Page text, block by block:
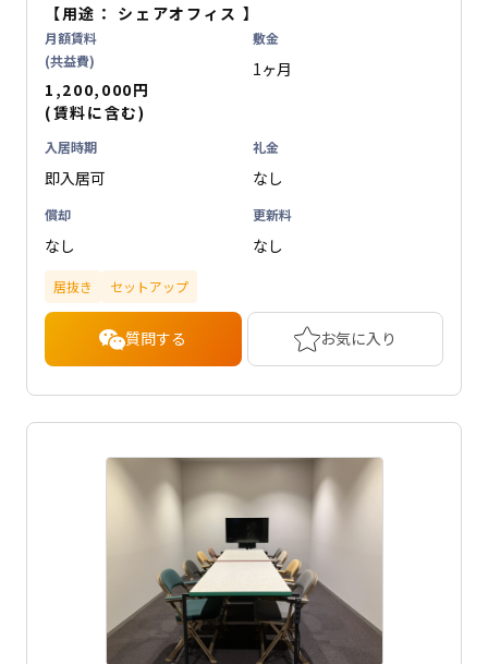
【用途： シェアオフィス 】
月額賃料
(共益費)
1,200,000円
(賃料に含む)
敷金
1ヶ月
入居時期
即入居可
礼金
なし
償却
なし
更新料
なし
居抜き セットアップ
質問する お気に入り